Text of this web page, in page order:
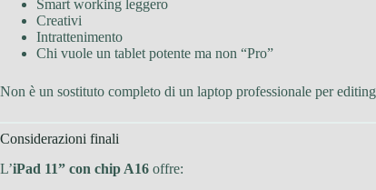
Smart working leggero
Creativi
Intrattenimento
Chi vuole un tablet potente ma non “Pro”
Non è un sostituto completo di un laptop professionale per
Considerazioni finali
L’iPad 11” con chip A16 offre: